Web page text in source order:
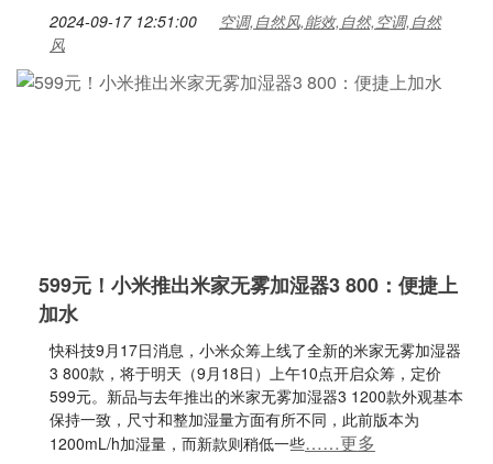
2024-09-17 12:51:00
空调,自然风,能效,自然,空调,自然
风
599元！小米推出米家无雾加湿器3 800：便捷上
加水
快科技9月17日消息，小米众筹上线了全新的米家无雾加湿器
3 800款，将于明天（9月18日）上午10点开启众筹，定价
599元。新品与去年推出的米家无雾加湿器3 1200款外观基本
保持一致，尺寸和整加湿量方面有所不同，此前版本为
1200mL/h加湿量，而新款则稍低一些……更多